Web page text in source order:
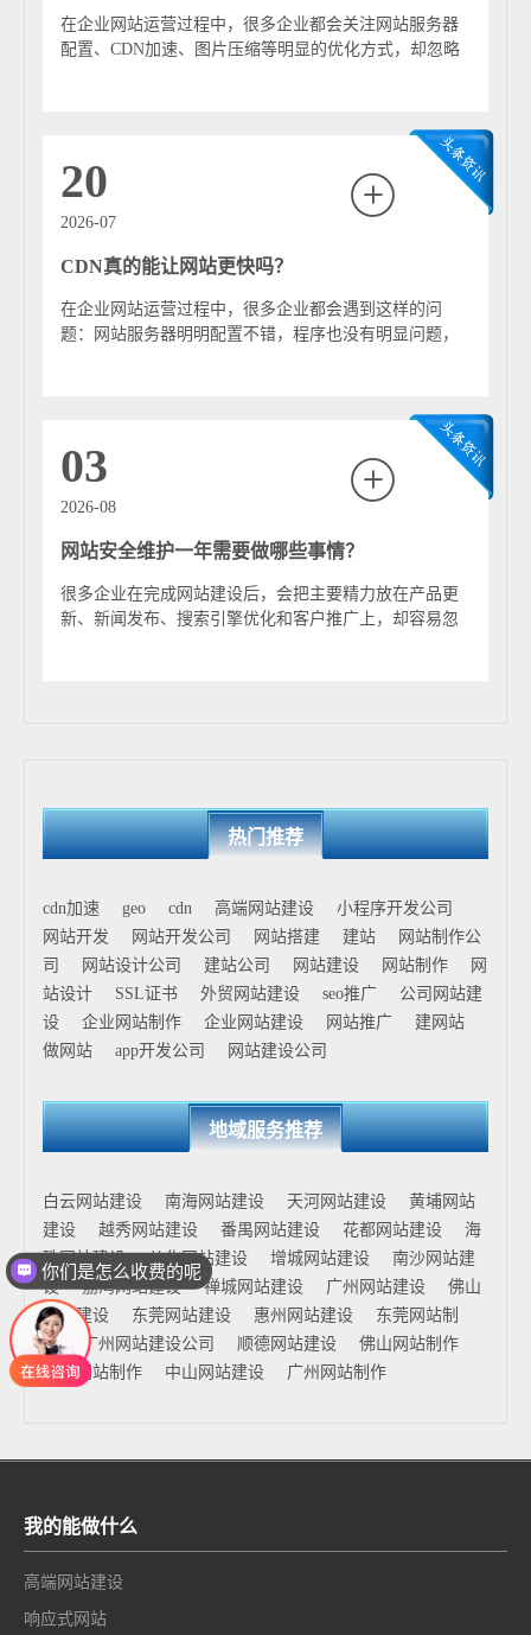
DDoS攻击、隐藏源站IP、提供HTTPS加密传输等。此
外，CDN还能优化带宽成本，通过缓存机制减少源站的数
等。尤其是在用户分布广泛或访问量较大的情况下，CDN
几乎成为提升用户体验的标配技术。 总体来看，CDN不仅
是一种性能优化手段，更是现代网站架构中不可或缺的基
础设施。随着云计算和边缘计算的发展，CDN正逐步向智
速、安全和稳定的网络体验。 写一个关于cdn的600字左右
的百科 CDN（Content Delivery Network，内容分发网络）
是一种通过在不同地理位置部署服务器节点，将网站内容
性。 在没有使用CDN的情况下，用户访问网站时需要直接
连接源服务器。如果服务器距离用户较远，或者网络状况
不佳，就容易出现页面加载缓慢甚至无法访问的情况。
CDN通过在各地建立“边缘节点”，将网站的静态资源缓存
最近、响应最快的节点来提供内容，从而显著缩短数据传
输路径，提高访问效率。 CDN的基本架构由源站、缓存节
点和调度系统组成。源站负责提供原始数据，缓存节点用
御DDoS攻击、隐藏源站真实IP地址、支持HTTPS加密传
输等。此外，CDN还能通过缓存机制减少源站带宽消耗，
互联网服务场景，如企业官网、电商平台、视频点播、在
线教育以及移动应用等。对于访问用户分布广泛、对加载
速度要求较高的网站来说，CDN已经成为不可或缺的基础
设施。 随着技术的发展，CDN正不断向智能化和一体化方
向演进。例如，全站加速（不仅限于静态资源）、边缘计
算（在节点上执行逻辑处理）以及与云服务深度融合等。
互联网应用的重要组成部分。
在企业网站运营过程中，很多企业都会关注网站服务器
配置、CDN加速、图片压缩等明显的优化方式，却忽略
20
2026-07
CDN真的能让网站更快吗？
在企业网站运营过程中，很多企业都会遇到这样的问
题：网站服务器明明配置不错，程序也没有明显问题，
03
2026-08
网站安全维护一年需要做哪些事情？
很多企业在完成网站建设后，会把主要精力放在产品更
新、新闻发布、搜索引擎优化和客户推广上，却容易忽
热门推荐
cdn加速 geo cdn 高端网站建设
小程序开发公司
网站开发
网站开发公司 网站搭建 建站
网站制作公
司
网站设计公司 建站公司 网站建设 网站制作
网
站设计
SSL证书 外贸网站建设 seo推广
公司网站建
设
企业网站制作 企业网站建设 网站推广
建网站
做网站
app开发公司 网站建设公司
地域服务推荐
白云网站建设 南海网站建设 天河网站建设
黄埔网站
建设
越秀网站建设 番禺网站建设 花都网站建设
海
珠网站建设
从化网站建设 增城网站建设
南沙网站建
设
荔湾网站建设 禅城网站建设 广州网站建设
佛山
网站建设
东莞网站建设 惠州网站建设
东莞网站制
作
广州网站建设公司 顺德网站建设
佛山网站制作
花都网站制作
中山网站建设 广州网站制作
我的能做什么
高端网站建设
响应式网站
你们是怎么收费的呢